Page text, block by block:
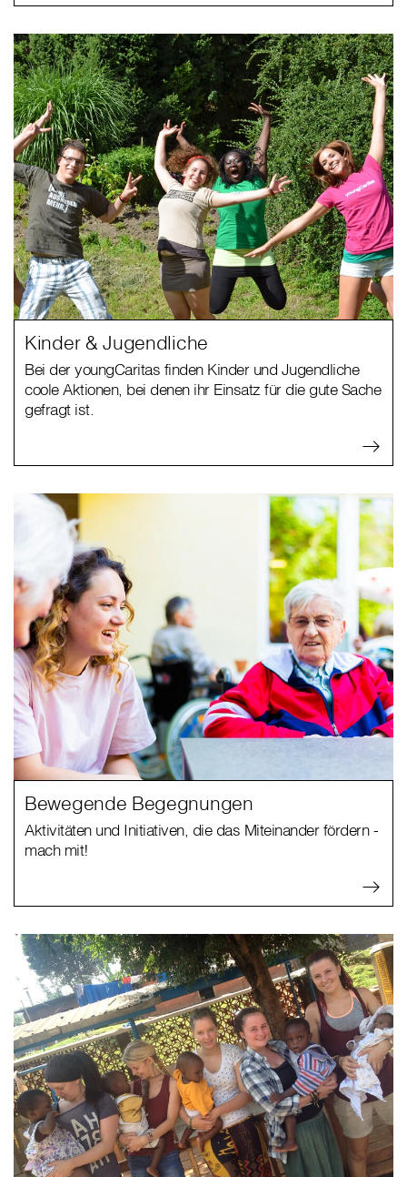
Kinder & Jugendliche
Bei der youngCaritas finden Kinder und Jugendliche
coole Aktionen, bei denen ihr Einsatz für die gute Sache
gefragt ist.
Bewegende Begegnungen
Aktivitäten und Initiativen, die das Miteinander fördern -
mach mit!